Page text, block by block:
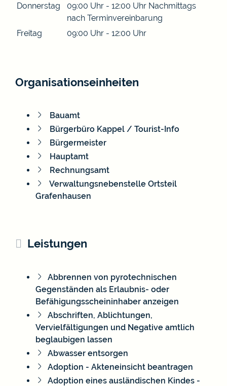
Donnerstag
09:00 Uhr - 12:00 Uhr Nachmittags
nach Terminvereinbarung
Freitag
09:00 Uhr - 12:00 Uhr
Organisationseinheiten
Bauamt
Bürgerbüro Kappel / Tourist-Info
Bürgermeister
Hauptamt
Rechnungsamt
Verwaltungsnebenstelle Ortsteil
Grafenhausen
Leistungen
Abbrennen von pyrotechnischen
Gegenständen als Erlaubnis- oder
Befähigungsscheininhaber anzeigen
Abschriften, Ablichtungen,
Vervielfältigungen und Negative amtlich
beglaubigen lassen
Abwasser entsorgen
Adoption - Akteneinsicht beantragen
Adoption eines ausländischen Kindes -